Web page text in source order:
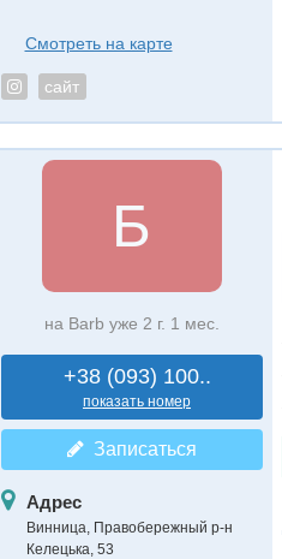
Смотреть на карте
сайт
Б
на Barb уже 2 г. 1 мес.
+38 (093) 100..
показать номер
Записаться
Адрес
Винница, Правобережный р-н
Келецька, 53